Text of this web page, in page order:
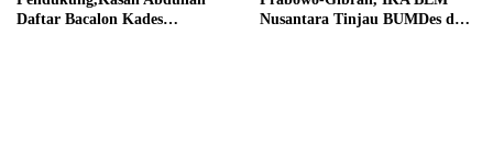
Daftar Bacalon Kades
Nusantara Tinjau BUMDes dan